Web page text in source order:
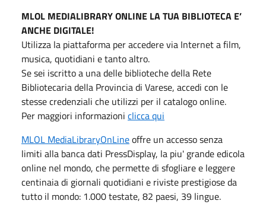
MLOL MEDIALIBRARY ONLINE LA TUA BIBLIOTECA E’
ANCHE DIGITALE!
Utilizza la piattaforma per accedere via Internet a film,
musica, quotidiani e tanto altro.
Se sei iscritto a una delle biblioteche della Rete
Bibliotecaria della Provincia di Varese, accedi con le
stesse credenziali che utilizzi per il catalogo online.
Per maggiori informazioni clicca qui
MLOL MediaLibraryOnLineoffre un accesso senza
limiti alla banca dati PressDisplay, la piu' grande edicola
online nel mondo, che permette di sfogliare e leggere
centinaia di giornali quotidiani e riviste prestigiose da
tutto il mondo: 1.000 testate, 82 paesi, 39 lingue.